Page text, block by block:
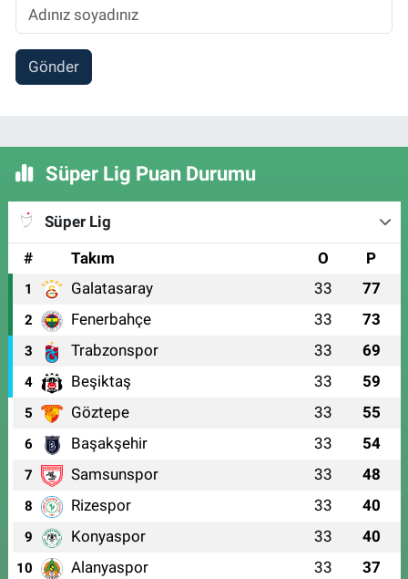
Gönder
Süper Lig Puan Durumu
Süper Lig
#
Takım O P
1 Galatasaray 33 77
2 Fenerbahçe 33 73
3 Trabzonspor 33 69
4 Beşiktaş 33 59
5 Göztepe 33 55
6 Başakşehir 33 54
7 Samsunspor 33 48
8 Rizespor 33 40
9 Konyaspor 33 40
10 Alanyaspor 33 37